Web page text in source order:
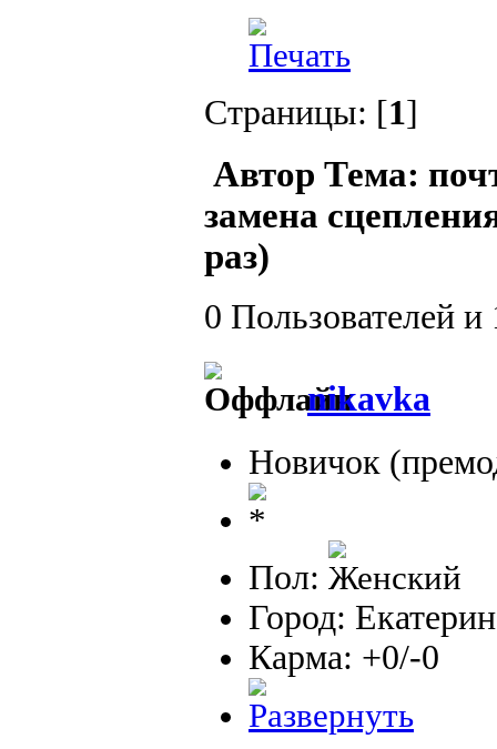
Страницы: [1]
Автор Тема:
замена
раз)
0 Пользователей
nikavka
Новичок
Пол:
Город:
Карма: +0/-0